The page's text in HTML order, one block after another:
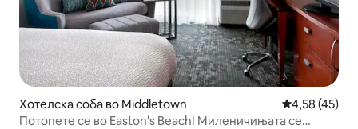
Хотелска соба во Middletown Просечна
4,58 (45)
Потопете се во Easton's Beach! Миленичињата се